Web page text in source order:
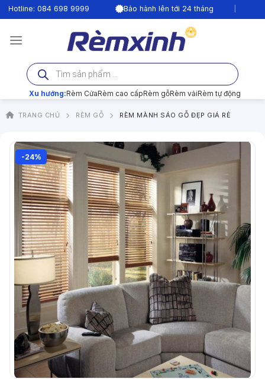
Bỏ
qua
nội
084 698 9999 Bảo hành lên tới 24 tháng
Tìm
kiếm
sản
phẩm
Xu hướng:Rèm CửaRèm cao cấpRèm gỗRèm vảiRèm tự động
TRANG CHỦ RÈM GỖ RÈM MÀNH SÁO GỖ ĐẸP GIÁ RẺ
-24%